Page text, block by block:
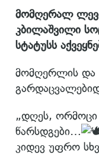
მომღერალ
კბილაშვილი
სტატუსს
მომღერლის და
„დღეს,
წარსდგები…
კიდევ უფრო